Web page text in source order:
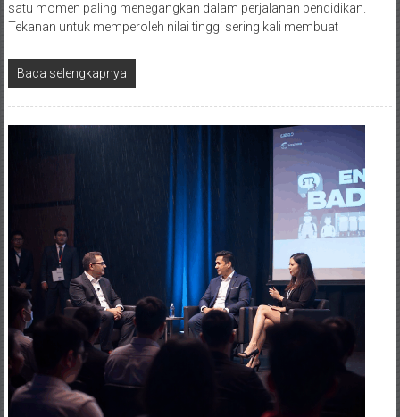
satu momen paling menegangkan dalam perjalanan pendidikan.
Tekanan untuk memperoleh nilai tinggi sering kali membuat
Baca selengkapnya